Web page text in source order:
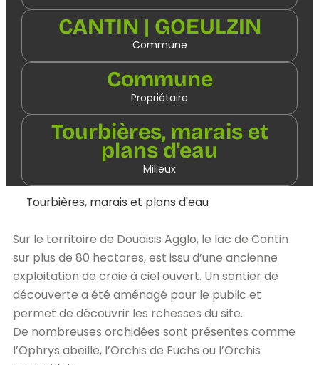
CANTIN | GOEULZIN
Commune
Commune
Propriétaire
Tourbières, marais et
plans d'eau
Milieux
Tourbières, marais et plans d'eau
Sur le territoire de Douaisis Agglo, le lac de Cantin
sur plus de 80 hectares, est issu d’une ancienne
exploitation de craie à ciel ouvert. Un sentier de
découverte a été aménagé pour le public et
permet de découvrir les rchesses du site.
De nombreuses orchidées sont présentes comme
l’Ophrys abeille, l’Orchis de Fuchs ou l’Orchis